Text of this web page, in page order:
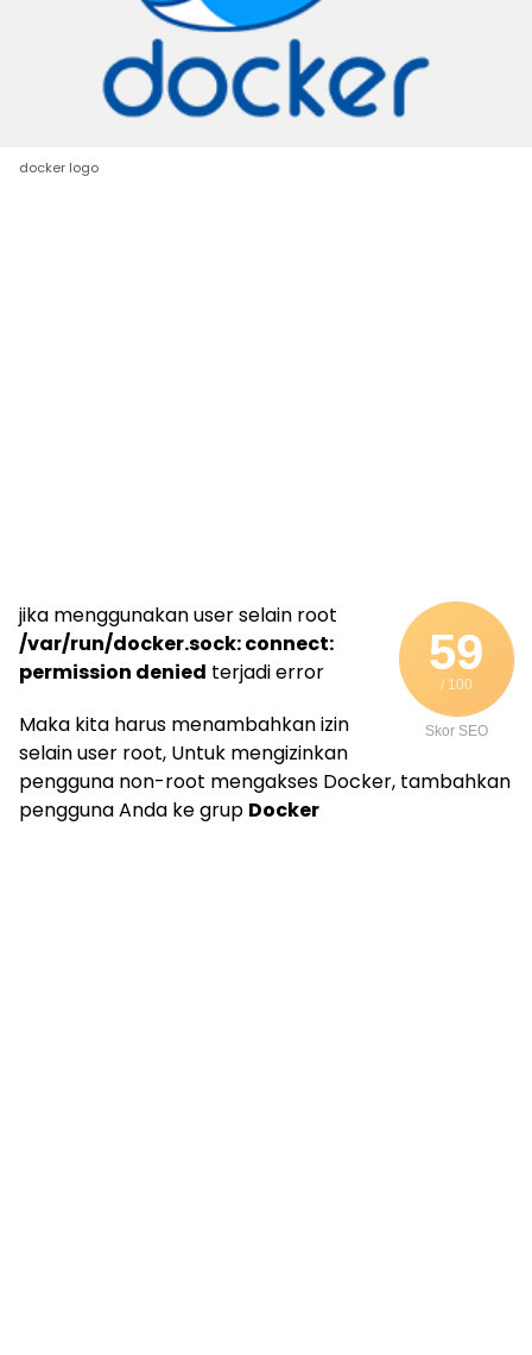
docker logo
59
/ 100
Skor SEO
jika menggunakan user selain root
/var/run/docker.sock: connect:
permission denied terjadi error
Maka kita harus menambahkan izin
selain user root, Untuk mengizinkan
pengguna non-root mengakses Docker, tambahkan
pengguna Anda ke grup Docker